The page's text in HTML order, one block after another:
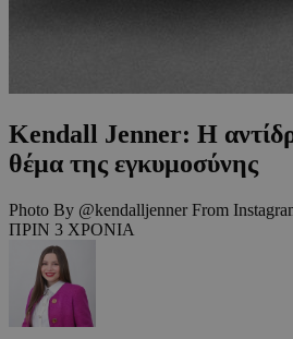
Kendall Jenner: Η
θέμα της εγκυμοσύνης
Photo By @kendalljenner From
ΠΡΙΝ 3 ΧΡΟΝΙΑ